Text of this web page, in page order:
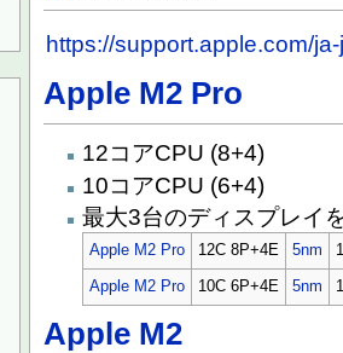
https://support.apple.com/
Apple M2 Pro
12コアCPU (8+4)
10コアCPU (6+4)
最大3台のディスプレイ
Apple M2 Pro 12C 8P+4E 5nm
Apple M2 Pro 10C 6P+4E 5nm
Apple M2